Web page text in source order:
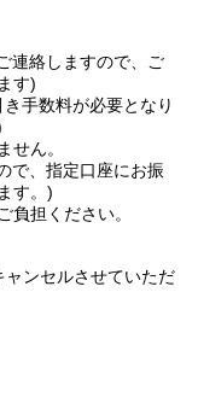
連絡しますので、ご
す)
手数料が必要となり
せん。
で、指定口座にお振
す。)
担ください。
ンセルさせていただ